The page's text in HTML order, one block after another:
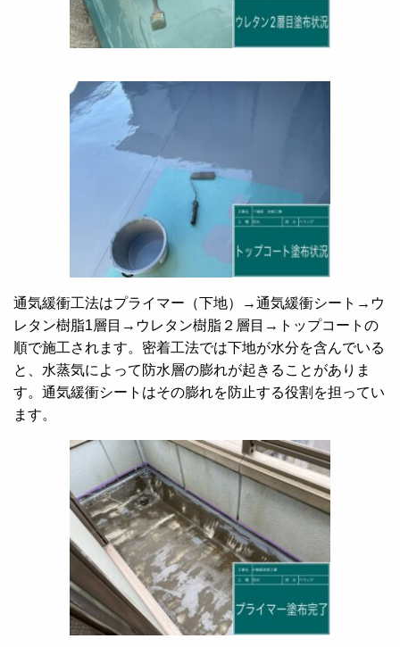
通気緩衝工法はプライマー（下地）→通気緩衝シート→ウ
レタン樹脂1層目→ウレタン樹脂２層目→トップコートの
順で施工されます。密着工法では下地が水分を含んでいる
と、水蒸気によって防水層の膨れが起きることがありま
す。通気緩衝シートはその膨れを防止する役割を担ってい
ます。